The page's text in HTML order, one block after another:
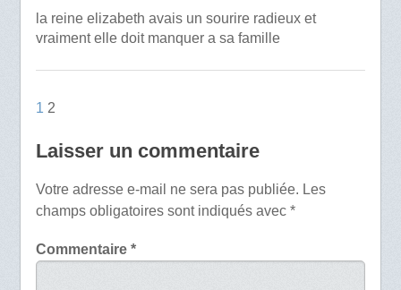
la reine elizabeth avais un sourire radieux et
vraiment elle doit manquer a sa famille
1 2
Laisser un commentaire
Votre adresse e-mail ne sera pas publiée. Les
champs obligatoires sont indiqués avec *
Commentaire *